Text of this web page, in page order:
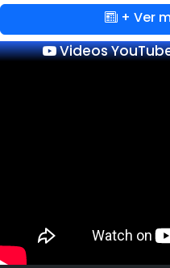
+ Ver
Videos YouTube